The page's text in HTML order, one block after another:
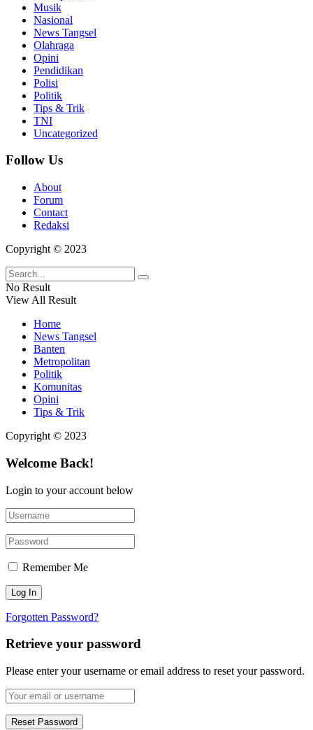
Musik
Nasional
News Tangsel
Olahraga
Opini
Pendidikan
Polisi
Politik
Tips & Trik
TNI
Uncategorized
Follow Us
About
Forum
Contact
Redaksi
Copyright © 2023
No Result
View All Result
Home
News Tangsel
Banten
Metropolitan
Politik
Komunitas
Opini
Tips & Trik
Copyright © 2023
Welcome Back!
Login to your account below
Remember Me
Forgotten Password?
Retrieve your password
Please enter your username or email address to reset your password.